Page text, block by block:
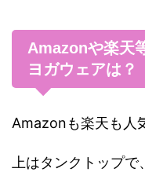
Amazonや楽天
ヨガウェアは？
Amazonも楽天も人
上はタンクトップで